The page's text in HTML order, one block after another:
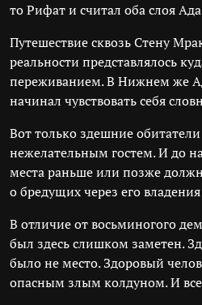
то Рифат и считал оба слоя
Путешествие сквозь Стену
реальности представлялось
переживанием. В Нижнем же
начинал чувствовать себя
Вот только здешние
нежелательным гостем. И до
места раньше или позже
о бредущих через его
В отличие от восьминогого
был здесь слишком заметен.
было не место. Здоровый
опасным злым колдуном. И